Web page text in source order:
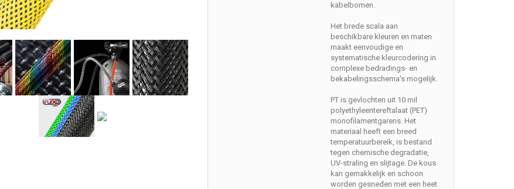
kabelbomen.
Het brede scala aan
beschikbare kleuren en maten
maakt eenvoudige en
systematische kleurcodering in
complexe bedradings- en
bekabelingsschema's mogelijk.
PT is gevlochten uit 10 mil
polyethyleentereftalaat (PET)
monofilamentgarens. Het
materiaal heeft een breed
temperatuurbereik, is bestand
tegen chemische degradatie,
UV-straling en slijtage. De kous
kan gemakkelijk en schoon
worden gesneden met een heet